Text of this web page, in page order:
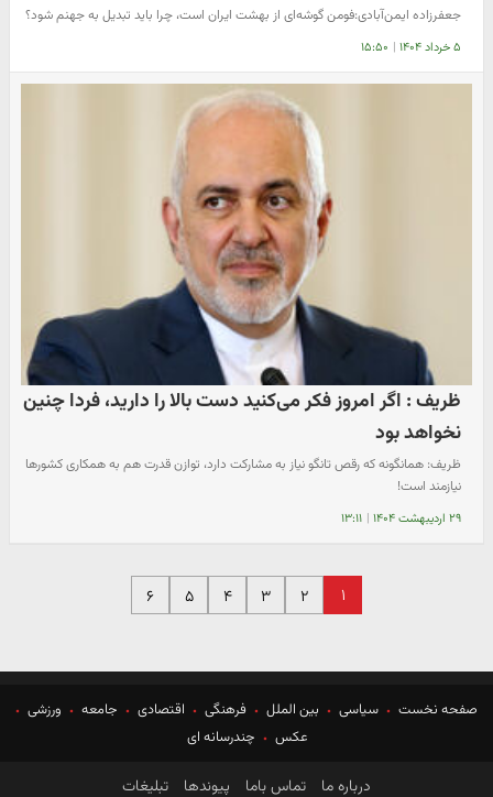
جعفرزاده ایمن‌آبادی:فومن گوشه‌ای از بهشت ایران است، چرا باید تبدیل به جهنم شود؟
۵ خرداد ۱۴۰۴ | ۱۵:۵۰
ظریف : اگر امروز فکر می‌کنید دست بالا را دارید، فردا چنین
نخواهد بود
ظریف: همانگونه که رقص تانگو نیاز به مشارکت دارد، توازن قدرت هم به همکاری کشورها
نیازمند است!
۲۹ اردیبهشت ۱۴۰۴ | ۱۳:۱۱
۱ ۲ ۳ ۴ ۵ ۶
صفحه نخست سیاسی بین الملل فرهنگی اقتصادی جامعه
ورزشی
عکس
چندرسانه ای
درباره ما تماس باما پیوندها تبلیغات